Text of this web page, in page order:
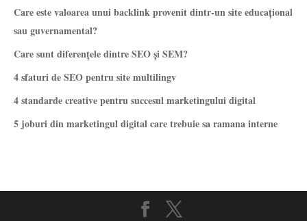
Care este valoarea unui backlink provenit dintr-un site educațional
sau guvernamental?
Care sunt diferențele dintre SEO și SEM?
4 sfaturi de SEO pentru site multilingv
4 standarde creative pentru succesul marketingului digital
5 joburi din marketingul digital care trebuie sa ramana interne